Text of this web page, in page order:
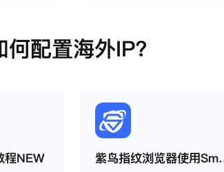
何配置海外IP？
程NEW 紫鸟指纹